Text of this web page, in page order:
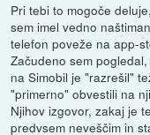
Pri tebi to mogoče
sem imel vedno
telefon poveže na app-
Začudeno sem
na Simobil je "razrešil"
"primerno" obvestili na
Njihov izgovor, zakaj je
predvsem neveščim in